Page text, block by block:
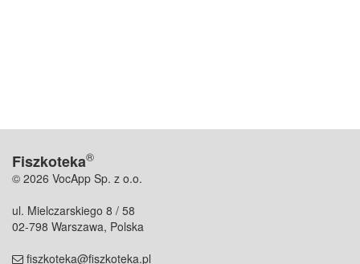
Fiszkoteka®
© 2026 VocApp Sp. z o.o.
ul. Mielczarskiego 8 / 58
02-798 Warszawa, Polska
fiszkoteka@fiszkoteka.pl